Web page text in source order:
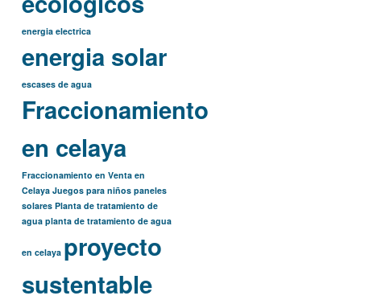
energia electrica
energia solar
escases de agua
Fraccionamiento
en celaya
Fraccionamiento en Venta en
Celaya Juegos para niños paneles
solares Planta de tratamiento de
agua planta de tratamiento de agua
en celaya proyecto
sustentable